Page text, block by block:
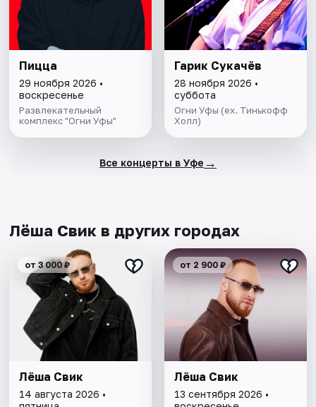
Пицца
29 ноября 2026 •
воскресенье
Развлекательный
комплекс "Огни Уфы"
Гарик Сукачёв
28 ноября 2026 •
суббота
Огни Уфы (ex. Тинькофф
Холл)
Все концерты в Уфе →
Лёша Свик в других городах
от 3 000 ₽
Лёша Свик
14 августа 2026 •
от 2 900 ₽
Лёша Свик
13 сентября 2026 •